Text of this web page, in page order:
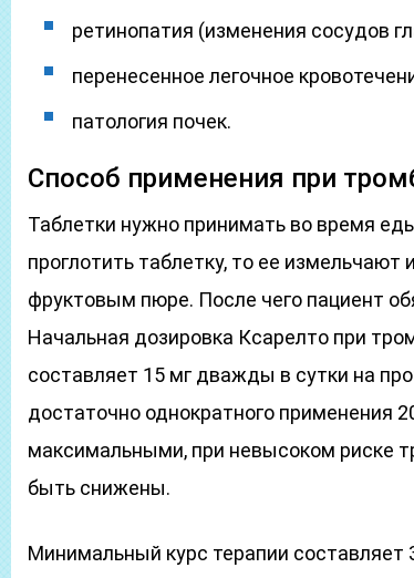
ретинопатия (изменения сосудов
перенесенное легочное
патология почек.
Способ применения при
Таблетки нужно принимать во время
проглотить таблетку, то ее
фруктовым пюре. После чего пациент
Начальная дозировка Ксарелто при
составляет 15 мг дважды в сутки на
достаточно однократного применения
максимальными, при невысоком риске
быть снижены.
Минимальный курс терапии